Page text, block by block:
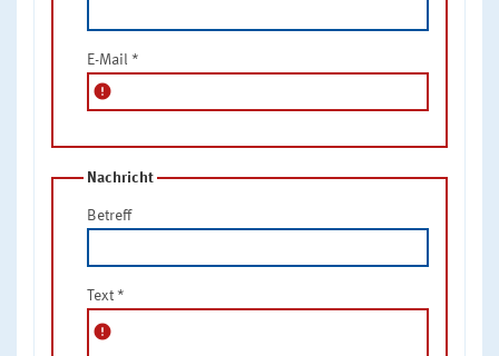
E-Mail *
error
Nachricht
Betreff
Text *
error